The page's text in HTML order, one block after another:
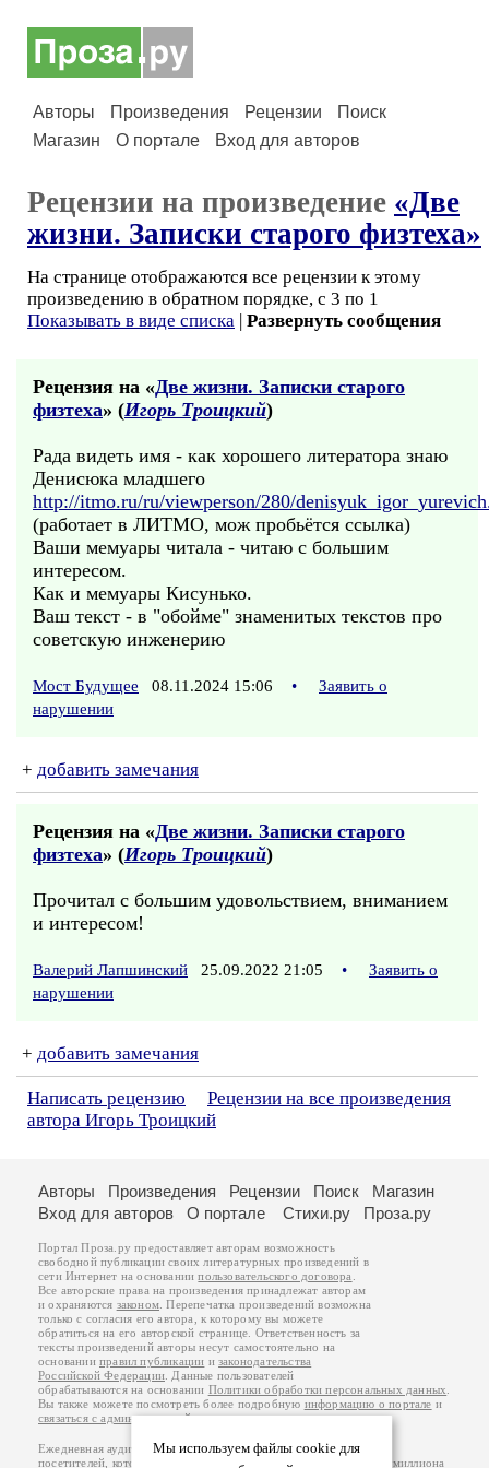
Авторы Произведения Рецензии
Поиск
Магазин
О портале Вход для авторов
Рецензии на произведение «Две
жизни. Записки старого физтеха»
На странице отображаются все рецензии к этому
произведению в обратном порядке, с 3 по 1
Показывать в виде списка | Развернуть сообщения
Рецензия на «Две жизни. Записки старого
физтеха» (Игорь Троицкий)
Рада видеть имя - как хорошего литератора знаю
Денисюка младшего
http://itmo.ru/ru/viewperson/280/
(работает в ЛИТМО, мож пробьётся ссылка)
Ваши мемуары читала - читаю с большим
интересом.
Как и мемуары Кисунько.
Ваш текст - в "обойме" знаменитых текстов про
советскую инженерию
Мост Будущее 08.11.2024 15:06 •
Заявить о
нарушении
+ добавить замечания
Рецензия на «Две жизни. Записки старого
физтеха» (Игорь Троицкий)
Прочитал с большим удовольствием, вниманием
и интересом!
Валерий Лапшинский 25.09.2022 21:05 •
Заявить о
нарушении
+ добавить замечания
Написать рецензию
Рецензии на все произведения
автора Игорь Троицкий
Мы используем файлы cookie для
Авторы Произведения Рецензии Поиск
Магазин
Вход для авторов
О портале Стихи.ру Проза.ру
Портал Проза.ру предоставляет авторам возможность
свободной публикации своих литературных произведений в
сети Интернет на основаниипользовательского договора
Все авторские права на произведения принадлежат авторам
и охраняются законом . Перепечатка произведений возможна
только с согласия его автора, к которому вы можете
обратиться на его авторской странице. Ответственность за
тексты произведений авторы несут самостоятельно на
основанииправил публикации изаконодательства
Российской Федерации . Данные пользователей
обрабатываются на основании Политики обработки персональных данных
Вы также можете посмотреть более подробную информацию о портале и
связаться с администрацией.
Ежедневная аудитория портала Проза.ру – порядка 100 тысяч
посетителей, которые в общей сумме просматривают более полумиллиона